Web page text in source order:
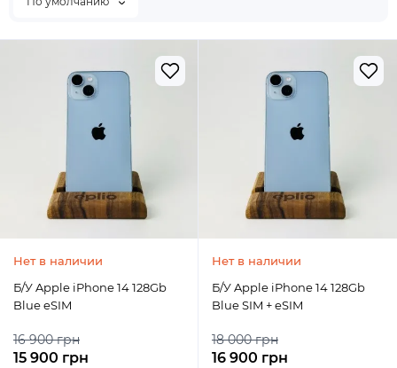
Нет в наличии
Б/У Apple iPhone 14 128Gb
Blue eSIM
16 900 грн
15 900 грн
Нет в наличии
Б/У Apple iPhone 14 128Gb
Blue SIM + eSIM
18 000 грн
16 900 грн